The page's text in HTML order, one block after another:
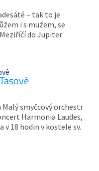
– tak to je
i s mužem, se
do Jupiter
smyčcový orchestr
Harmonia Laudes,
v 18 hodin v kostele sv.